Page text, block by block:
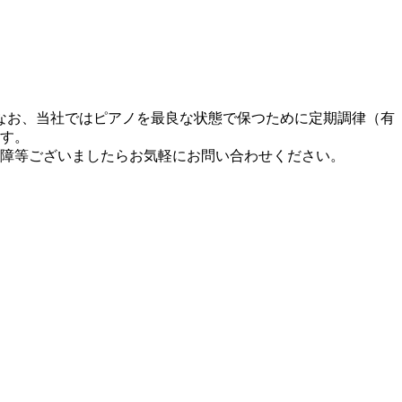
、当社ではピアノを最良な状態で保つために定期調律（有
。
ございましたらお気軽にお問い合わせください。